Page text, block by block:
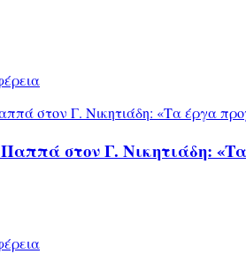
στον Γ. Νικητιάδη: